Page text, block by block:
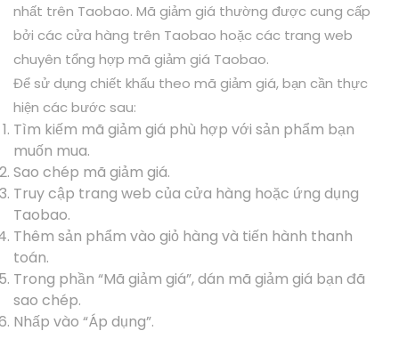
nhất trên Taobao. Mã giảm giá thường được cung cấp
bởi các cửa hàng trên Taobao hoặc các trang web
chuyên tổng hợp mã giảm giá Taobao.
Để sử dụng chiết khấu theo mã giảm giá, bạn cần thực
hiện các bước sau:
Tìm kiếm mã giảm giá phù hợp với sản phẩm bạn
muốn mua.
Sao chép mã giảm giá.
Truy cập trang web của cửa hàng hoặc ứng dụng
Taobao.
Thêm sản phẩm vào giỏ hàng và tiến hành thanh
toán.
Trong phần “Mã giảm giá”, dán mã giảm giá bạn đã
sao chép.
Nhấp vào “Áp dụng”.